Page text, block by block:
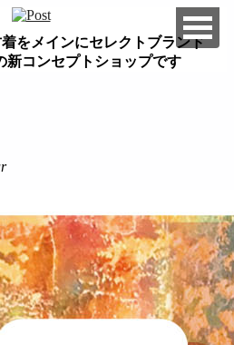
をメインにセレクトブランド
新コンセプトショップです
отказа